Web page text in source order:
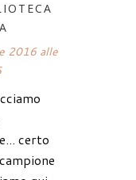
2016 alle
certo